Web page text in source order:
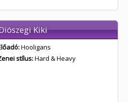
Kiki
Hooligans
stílus:Hard & Heavy